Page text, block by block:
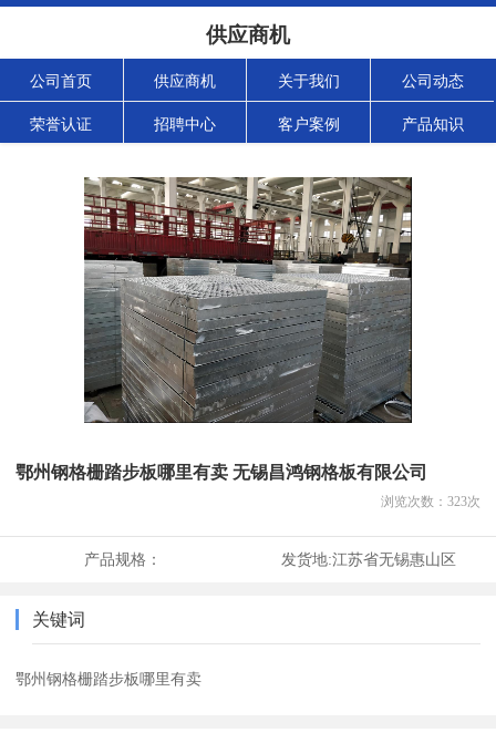
供应商机
公司首页 供应商机 关于我们 公司动态
荣誉认证 招聘中心 客户案例 产品知识
鄂州钢格栅踏步板哪里有卖 无锡昌鸿钢格板有限公司
浏览次数： 323次
产品规格： 发货地:江苏省无锡惠山区
关键词
鄂州钢格栅踏步板哪里有卖